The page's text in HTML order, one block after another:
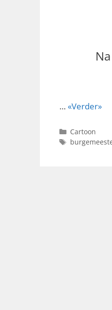
… «Verder»
Categorieën
Cartoon
Tags